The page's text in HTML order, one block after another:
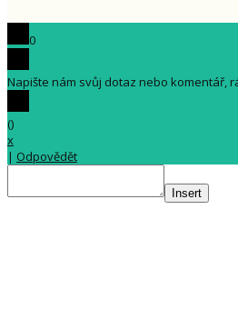
0
Napište nám svůj dotaz nebo komentář,
()
x
| Odpovědět
Insert